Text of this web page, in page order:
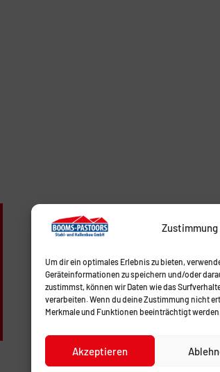
Um dir ein optimales Erlebnis zu bieten,
Geräteinformationen zu speichern und/oder
zustimmst, können wir Daten wie das
verarbeiten. Wenn du deine Zustimmung nicht
Merkmale und Funktionen beeinträchtigt
Akzeptieren